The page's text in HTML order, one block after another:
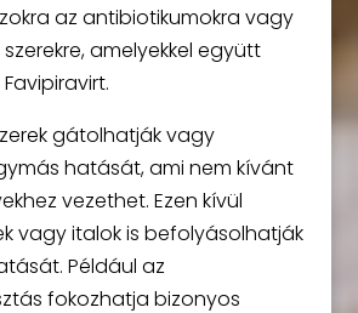
az antibiotikumokra vagy
amelyekkel együtt
gátolhatják vagy
hatását, ami nem kívánt
vezethet. Ezen kívül
vagy italok is befolyásolhatják
Például az
fokozhatja bizonyos